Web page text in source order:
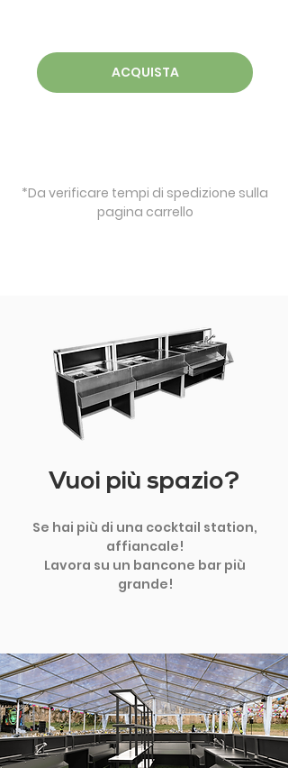
ACQUISTA
*Da verificare tempi di spedizione sulla
pagina carrello
Vuoi più spazio?
Se hai più di una cocktail station,
affiancale!
Lavora su un bancone bar più
grande!